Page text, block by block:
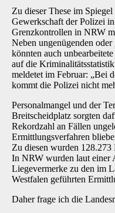
Zu dieser These im
Gewerkschaft der Polizei
Grenzkontrollen in NRW
Neben ungenügenden
könnten auch
auf die
meldetet im Februar: „Bei
kommt die Polizei nicht
Personalmangel und der
Breitscheidplatz sorgten
Rekordzahl an Fällen
Ermittlungsverfahren
Zu diesen wurden
In NRW wurden laut einer
Liegevermerke zu den im
Westfalen geführten
Daher frage ich die